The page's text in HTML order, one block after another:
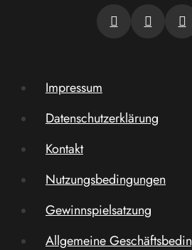
Impressum
Datenschutzerklärung
Kontakt
Nutzungsbedingungen
Gewinnspielsatzung
Allgemeine